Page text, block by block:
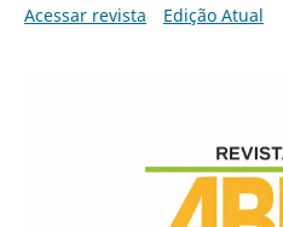
Acessar revista Edição Atual